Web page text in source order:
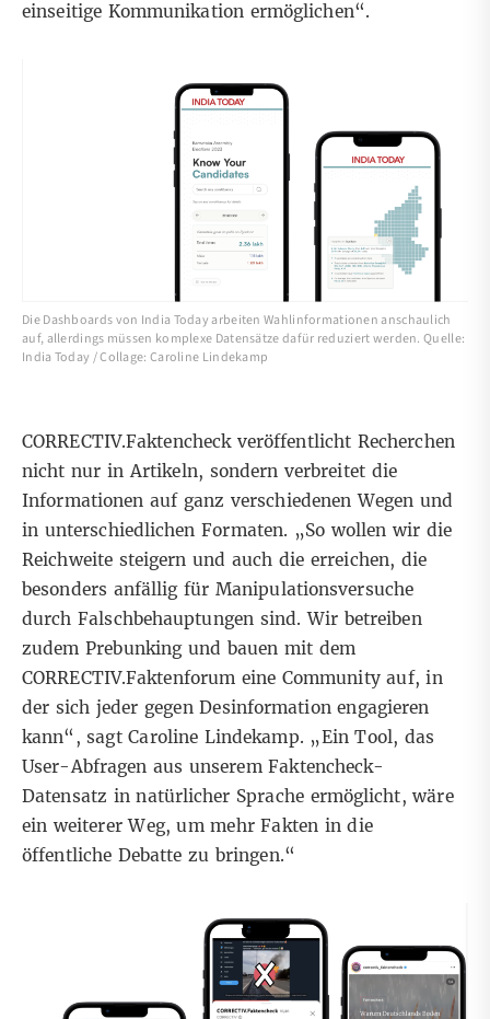
einseitige Kommunikation ermöglichen“.
Die Dashboards von India Today arbeiten Wahlinformationen anschaulich
auf, allerdings müssen komplexe Datensätze dafür reduziert werden. Quelle:
India Today / Collage: Caroline Lindekamp
CORRECTIV.Faktencheck veröffentlicht Recherchen
nicht nur in Artikeln, sondern verbreitet die
Informationen auf ganz verschiedenen Wegen und
in unterschiedlichen Formaten. „So wollen wir die
Reichweite steigern und auch die erreichen, die
besonders anfällig für Manipulationsversuche
durch Falschbehauptungen sind. Wir betreiben
zudem Prebunking und bauen mit dem
CORRECTIV.Faktenforum eine Community auf, in
der sich jeder gegen Desinformation engagieren
kann“, sagt Caroline Lindekamp. „Ein Tool, das
User-Abfragen aus unserem Faktencheck-
Datensatz in natürlicher Sprache ermöglicht, wäre
ein weiterer Weg, um mehr Fakten in die
öffentliche Debatte zu bringen.“